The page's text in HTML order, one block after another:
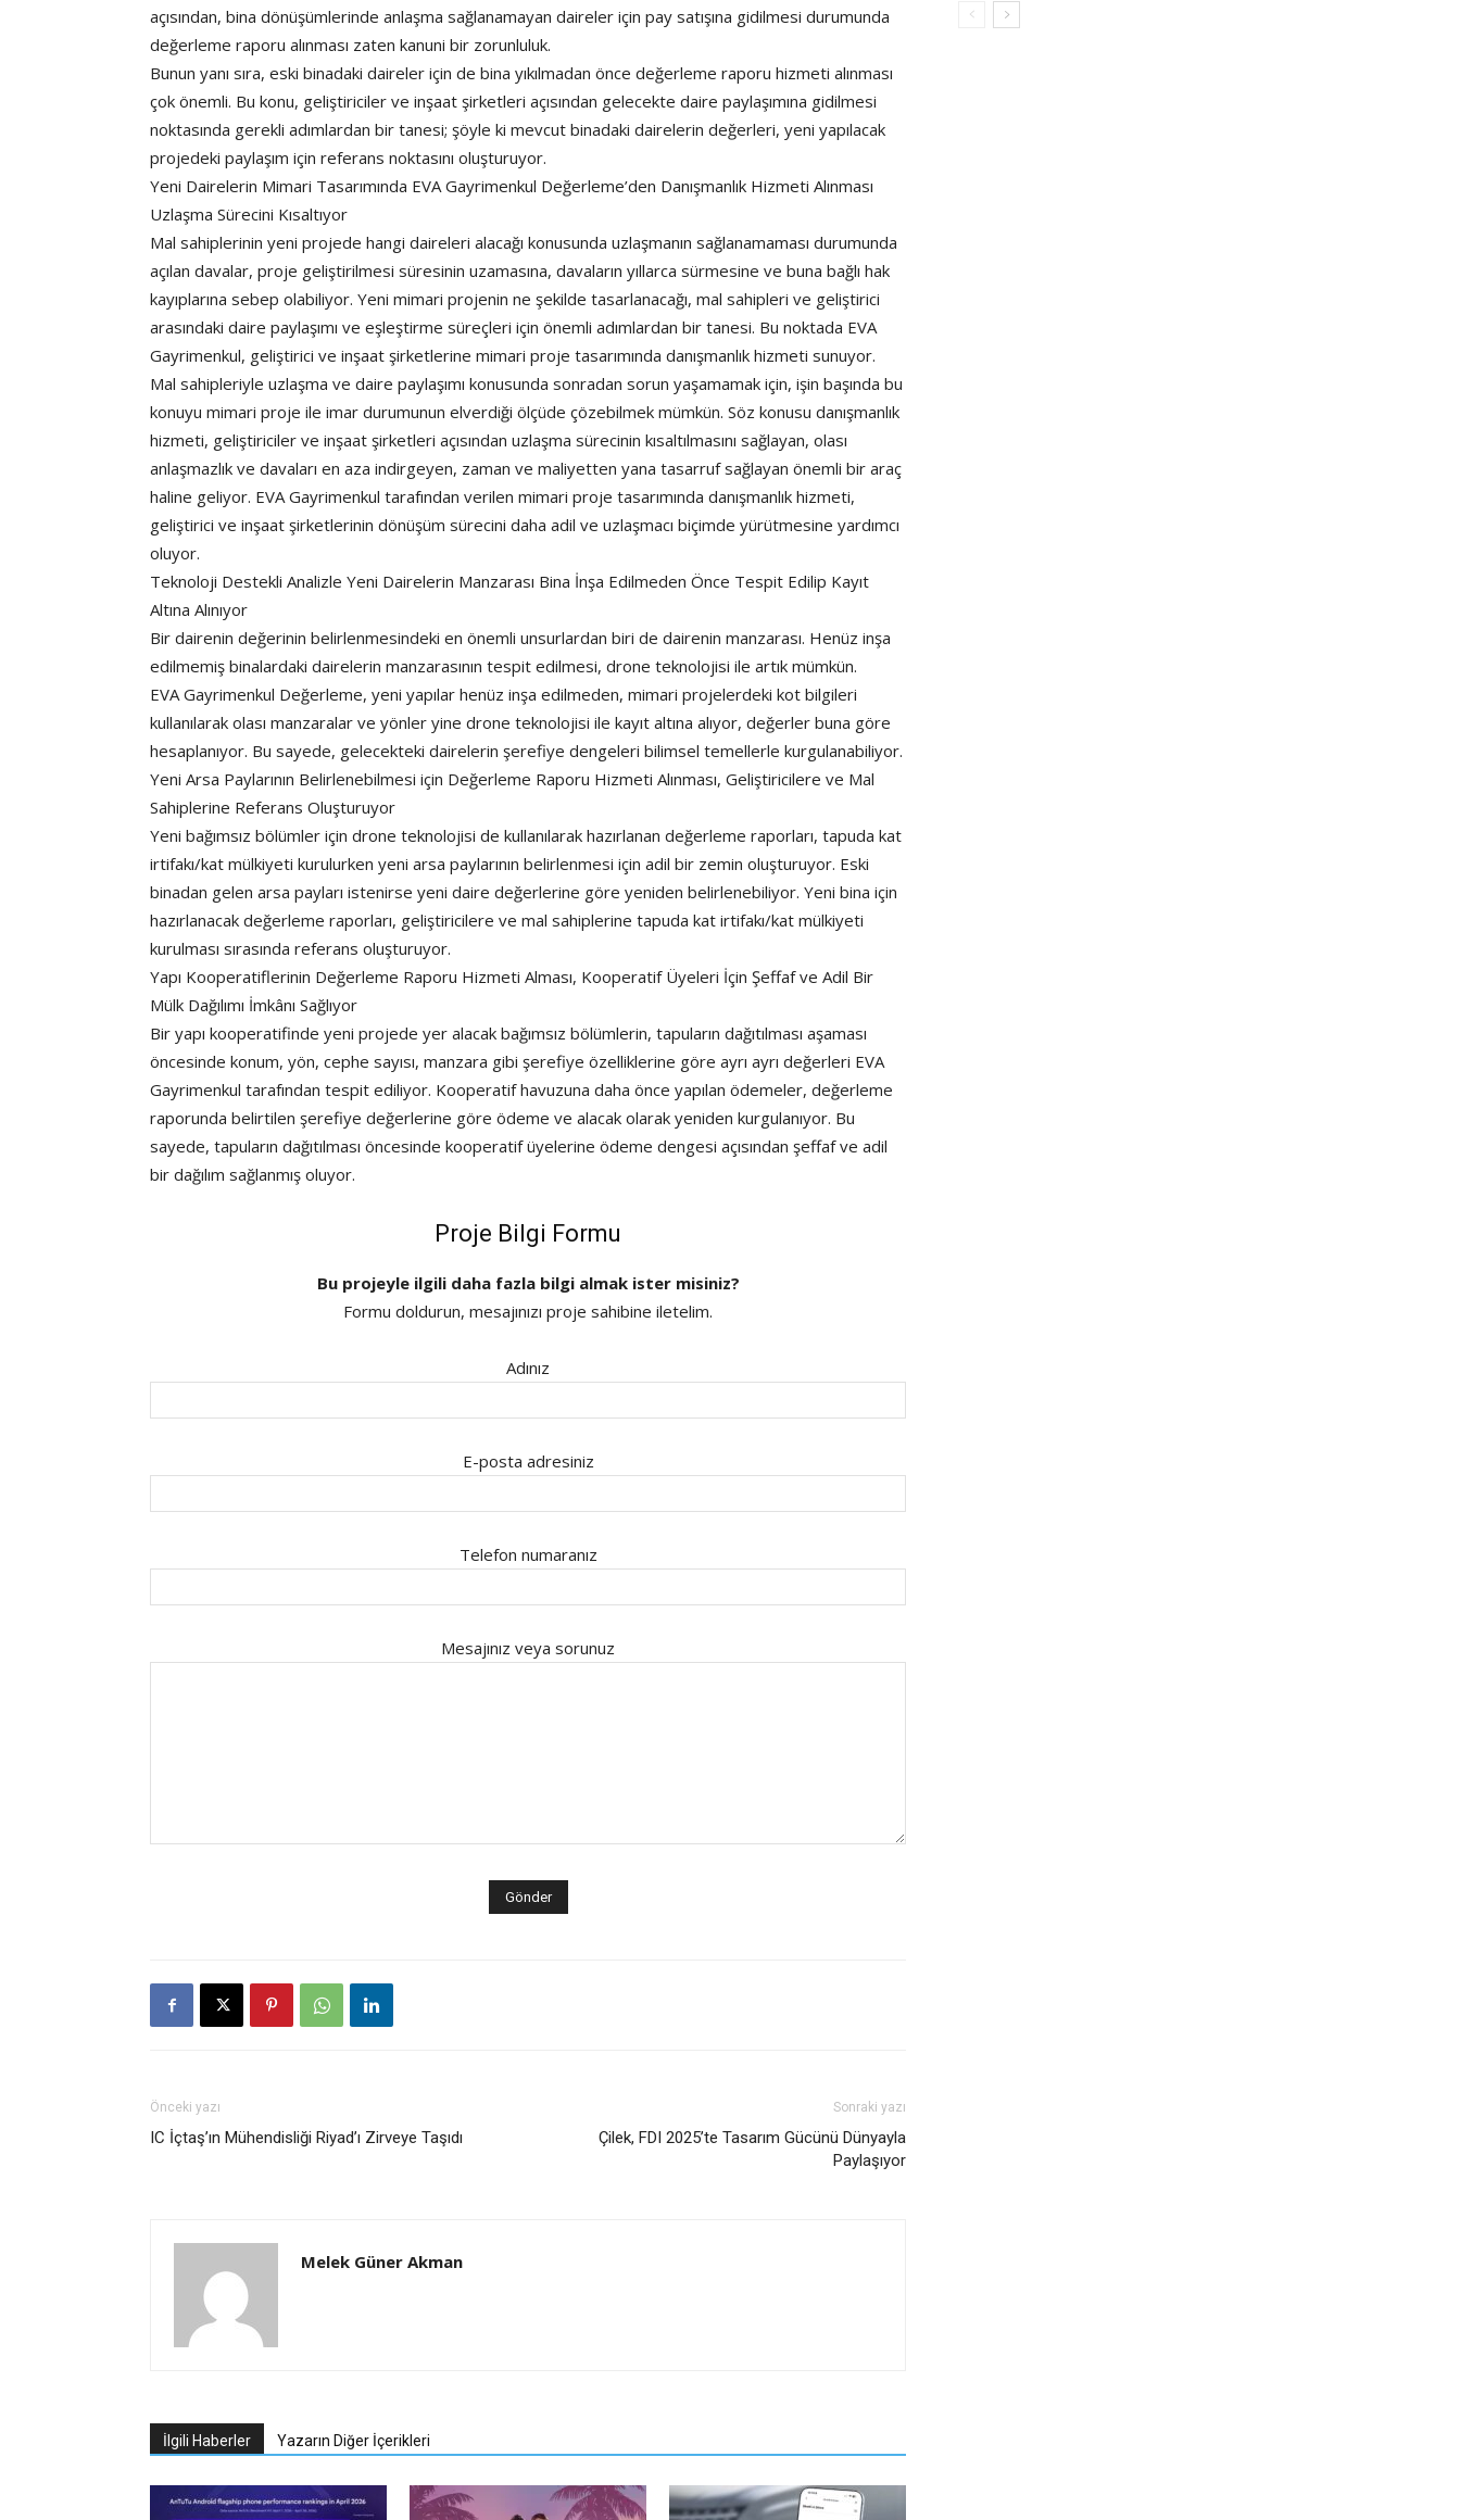
açısından, bina dönüşümlerinde anlaşma sağlanamayan daireler için pay satışına gidilmesi durumunda
değerleme raporu alınması zaten kanuni bir zorunluluk.
Bunun yanı sıra, eski binadaki daireler için de bina yıkılmadan önce değerleme raporu hizmeti alınması
çok önemli. Bu konu, geliştiriciler ve inşaat şirketleri açısından gelecekte daire paylaşımına gidilmesi
noktasında gerekli adımlardan bir tanesi; şöyle ki mevcut binadaki dairelerin değerleri, yeni yapılacak
projedeki paylaşım için referans noktasını oluşturuyor.
Yeni Dairelerin Mimari Tasarımında EVA Gayrimenkul Değerleme’den Danışmanlık Hizmeti Alınması
Uzlaşma Sürecini Kısaltıyor
Mal sahiplerinin yeni projede hangi daireleri alacağı konusunda uzlaşmanın sağlanamaması durumunda
açılan davalar, proje geliştirilmesi süresinin uzamasına, davaların yıllarca sürmesine ve buna bağlı hak
kayıplarına sebep olabiliyor. Yeni mimari projenin ne şekilde tasarlanacağı, mal sahipleri ve geliştirici
arasındaki daire paylaşımı ve eşleştirme süreçleri için önemli adımlardan bir tanesi. Bu noktada EVA
Gayrimenkul, geliştirici ve inşaat şirketlerine mimari proje tasarımında danışmanlık hizmeti sunuyor.
Mal sahipleriyle uzlaşma ve daire paylaşımı konusunda sonradan sorun yaşamamak için, işin başında bu
konuyu mimari proje ile imar durumunun elverdiği ölçüde çözebilmek mümkün. Söz konusu danışmanlık
hizmeti, geliştiriciler ve inşaat şirketleri açısından uzlaşma sürecinin kısaltılmasını sağlayan, olası
anlaşmazlık ve davaları en aza indirgeyen, zaman ve maliyetten yana tasarruf sağlayan önemli bir araç
haline geliyor. EVA Gayrimenkul tarafından verilen mimari proje tasarımında danışmanlık hizmeti,
geliştirici ve inşaat şirketlerinin dönüşüm sürecini daha adil ve uzlaşmacı biçimde yürütmesine yardımcı
oluyor.
Teknoloji Destekli Analizle Yeni Dairelerin Manzarası Bina İnşa Edilmeden Önce Tespit Edilip Kayıt
Altına Alınıyor
Bir dairenin değerinin belirlenmesindeki en önemli unsurlardan biri de dairenin manzarası. Henüz inşa
edilmemiş binalardaki dairelerin manzarasının tespit edilmesi, drone teknolojisi ile artık mümkün.
EVA Gayrimenkul Değerleme, yeni yapılar henüz inşa edilmeden, mimari projelerdeki kot bilgileri
kullanılarak olası manzaralar ve yönler yine drone teknolojisi ile kayıt altına alıyor, değerler buna göre
hesaplanıyor. Bu sayede, gelecekteki dairelerin şerefiye dengeleri bilimsel temellerle kurgulanabiliyor.
Yeni Arsa Paylarının Belirlenebilmesi için Değerleme Raporu Hizmeti Alınması, Geliştiricilere ve Mal
Sahiplerine Referans Oluşturuyor
Yeni bağımsız bölümler için drone teknolojisi de kullanılarak hazırlanan değerleme raporları, tapuda kat
irtifakı/kat mülkiyeti kurulurken yeni arsa paylarının belirlenmesi için adil bir zemin oluşturuyor. Eski
binadan gelen arsa payları istenirse yeni daire değerlerine göre yeniden belirlenebiliyor. Yeni bina için
hazırlanacak değerleme raporları, geliştiricilere ve mal sahiplerine tapuda kat irtifakı/kat mülkiyeti
kurulması sırasında referans oluşturuyor.
Yapı Kooperatiflerinin Değerleme Raporu Hizmeti Alması, Kooperatif Üyeleri İçin Şeffaf ve Adil Bir
Mülk Dağılımı İmkânı Sağlıyor
Bir yapı kooperatifinde yeni projede yer alacak bağımsız bölümlerin, tapuların dağıtılması aşaması
öncesinde konum, yön, cephe sayısı, manzara gibi şerefiye özelliklerine göre ayrı ayrı değerleri EVA
Gayrimenkul tarafından tespit ediliyor. Kooperatif havuzuna daha önce yapılan ödemeler, değerleme
raporunda belirtilen şerefiye değerlerine göre ödeme ve alacak olarak yeniden kurgulanıyor. Bu
sayede, tapuların dağıtılması öncesinde kooperatif üyelerine ödeme dengesi açısından şeffaf ve adil
bir dağılım sağlanmış oluyor.
Proje Bilgi Formu
Bu projeyle ilgili daha fazla bilgi almak ister misiniz?
Formu doldurun, mesajınızı proje sahibine iletelim.
Adınız
E-posta adresiniz
Telefon numaranız
Mesajınız veya sorunuz
Önceki yazı
IC İçtaş’ın Mühendisliği Riyad’ı Zirveye Taşıdı
Sonraki yazı
Çilek, FDI 2025’te Tasarım Gücünü Dünyayla
Paylaşıyor
Melek Güner Akman
İlgili Haberler Yazarın Diğer İçerikleri